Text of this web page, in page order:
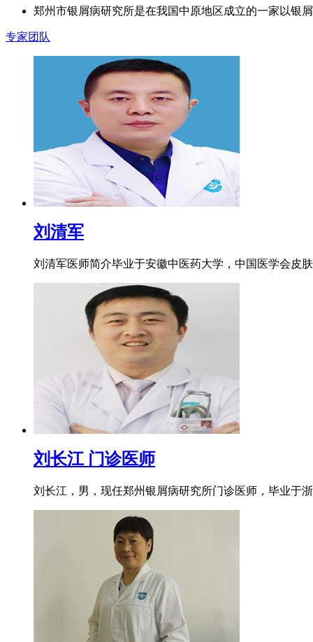
郑州市银屑病研究所是在我国中原地区成立的一家以
专家团队
刘清军
刘清军医师简介毕业于安徽中医药大学，中国医学会皮
刘长江 门诊医师
刘长江，男，现任郑州银屑病研究所门诊医师，毕业于